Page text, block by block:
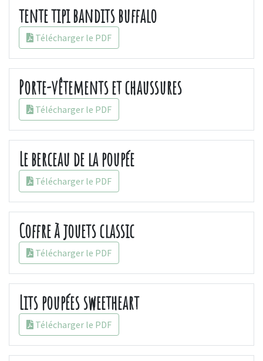
tente tipi bandits buffalo
Télécharger le PDF
Porte-vêtements et chaussures
Télécharger le PDF
Le berceau de la poupée
Télécharger le PDF
Coffre à jouets classic
Télécharger le PDF
Lits poupées sweetheart
Télécharger le PDF